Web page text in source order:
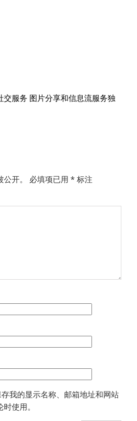
服务 图片分享和信息流服务独
开。 必填项已用 * 标注
我的显示名称、邮箱地址和网站
使用。